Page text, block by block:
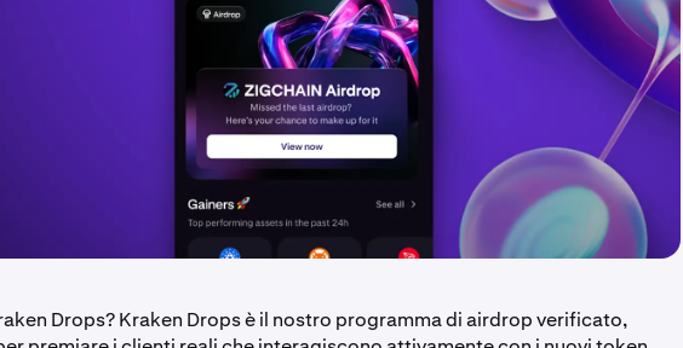
Drops? Kraken Drops è il nostro programma di airdrop verificato,